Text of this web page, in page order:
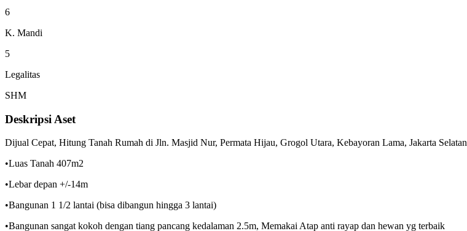
6
K. Mandi
5
Legalitas
SHM
Deskripsi Aset
Dijual Cepat, Hitung Tanah Rumah di Jln. Masjid Nur, Permata Hijau, Grogol Utara, Kebayoran Lama, Jakarta Selatan
•Luas Tanah 407m2
•Lebar depan +/-14m
•Bangunan 1 1/2 lantai (bisa dibangun hingga 3 lantai)
•Bangunan sangat kokoh dengan tiang pancang kedalaman 2.5m, Memakai Atap anti rayap dan hewan yg terbaik